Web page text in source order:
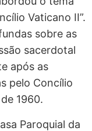
Vaticano II”.
sobre as
sacerdotal
após as
pelo Concílio
1960.
Paroquial da